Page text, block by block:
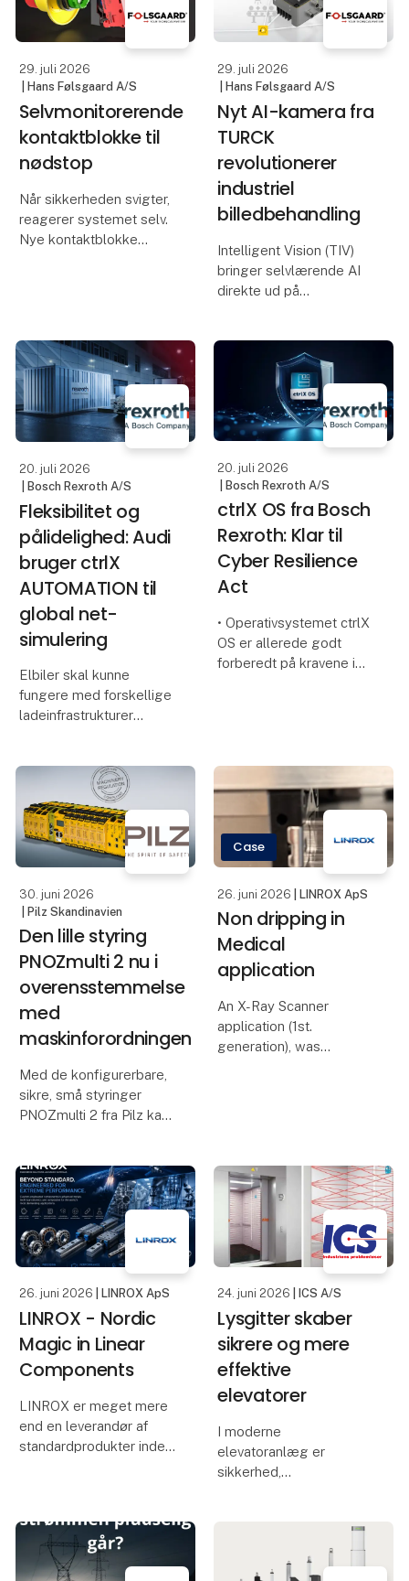
og fastholde
konkurrenceevnen h
29. juli 2026
| Hans Følsgaard A/S
Selvmonitorerende
kontaktblokke til
nødstop
Når sikkerheden svigter,
reagerer systemet selv.
Nye kontaktblokke
SCHLEGEL udvider
MK/MKP-serien med de
nye kontaktblokke med
integreret fejlfrakobling
29. juli 2026
| Hans Følsgaard A/S
Nyt AI-kamera fra
TURCK
revolutionerer
industriel
billedbehandling
Intelligent Vision (TIV)
bringer selvlærende AI
direkte ud på
programmering.
TURCK lancerer nu
deres nye Intelligent
Vision (TIV) – et
innovativt AI-kamera, der
sæt
20. juli 2026
| Bosch Rexroth A/S
Fleksibilitet og
pålidelighed: Audi
bruger ctrlX
AUTOMATION til
global net-
simulering
Elbiler skal kunne
fungere med forskellige
ladeinfrastrukturer
bruger Audi en innovativ
net-simulering, der er
realiseret med
komponenter fra
automationssys
20. juli 2026
| Bosch Rexroth A/S
ctrlX OS fra Bosch
Rexroth: Klar til
Cyber Resilience
Act
• Operativsystemet ctrlX
OS er allerede godt
forberedt på kravene i
2 og kan udvides
fleksibelt med
yderligere sikkerh
30. juni 2026
| Pilz Skandinavien
Den lille styring
PNOZmulti 2 nu i
overensstemmelse
med
maskinforordningen
Med de konfigurerbare,
sikre, små styringer
PNOZmulti 2 fra Pilz kan
Maskinforordning (EU)
2023/1230 (MR). EU-
typegodkendelsescertifikatet
i henhold til artikel 25 b
Case
26. juni 2026 | LINROX ApS
Non dripping in
Medical
application
An X-Ray Scanner
application (1st.
generation), was
eliminate the dripping in
the 2nd. gen..
26. juni 2026 | LINROX ApS
LINROX - Nordic
Magic in Linear
Components
LINROX er meget mere
end en leverandør af
standardprodukter inden
erfaring i industrien har vi
været involveret i et utal
af applikationer på tværs
24. juni 2026 | ICS A/S
Lysgitter skaber
sikrere og mere
effektive
elevatorer
I moderne
elevatoranlæg er
sikkerhed,
nogensinde. Ét af de
mest afgørende